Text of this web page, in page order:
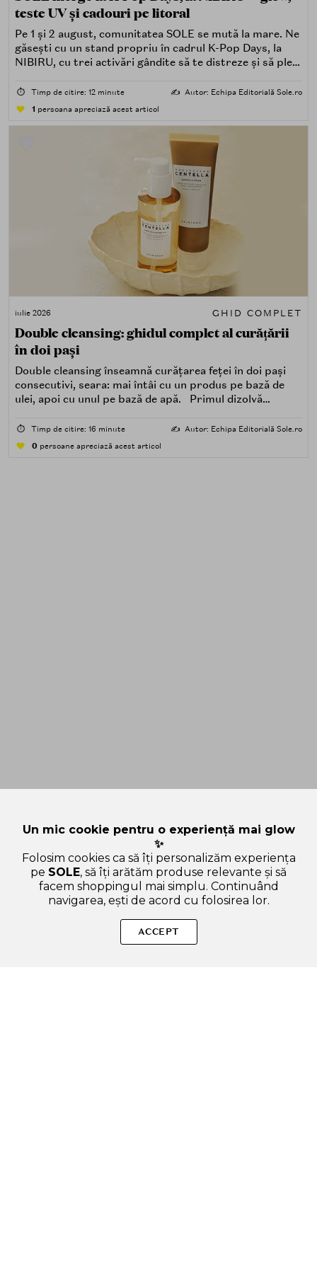
teste UV și cadouri pe litoral
Pe 1 și 2 august, comunitatea SOLE se mută la mare. Ne
găsești cu un stand propriu în cadrul K-Pop Days, la
NIBIRU, cu trei activări gândite să te distreze și să pleci
⏱️ Timp de citire: 12 minute ✍️ Autor: Echipa Editorială Sole.ro
1 persoana apreciază acest articol
iulie 2026 GHID COMPLET
Double cleansing: ghidul complet al curățării
în doi pași
Double cleansing înseamnă curățarea feței în doi pași
consecutivi, seara: mai întâi cu un produs pe bază de
ulei, apoi cu unul pe bază de apă. Primul dizolvă
poluare. Al doilea îndepărtează impuritățile solubile în
⏱️ Timp de citire: 16 minute ✍️ Autor: Echipa Editorială Sole.ro
0 persoane apreciază acest articol
COSMETICS TX- Toning Special Sheet Mask - masca de fata tip
servetel formulata cu acid tranexamic si niacinamida, care
Un mic cookie pentru o experiență mai glow
✨
Folosim cookies ca să îți personalizăm experiența
pe SOLE, să îți arătăm produse relevante și să
facem shoppingul mai simplu. Continuând
navigarea, ești de acord cu folosirea lor.
ACCEPT